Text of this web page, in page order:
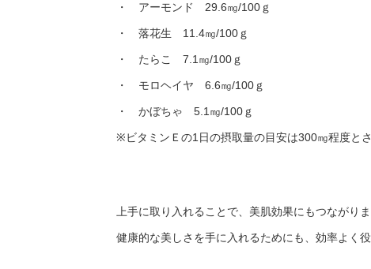
・ アーモンド 29.6㎎/100ｇ
・ 落花生 11.4㎎/100ｇ
・ たらこ 7.1㎎/100ｇ
・ モロヘイヤ 6.6㎎/100ｇ
・ かぼちゃ 5.1㎎/100ｇ
※ビタミンＥの1日の摂取量の目安は300㎎程度とさ
上手に取り入れることで、美肌効果にもつながり
健康的な美しさを手に入れるためにも、効率よく